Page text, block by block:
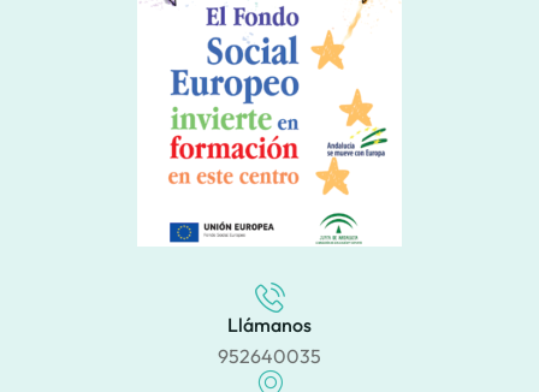
Llámanos
952640035